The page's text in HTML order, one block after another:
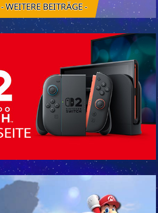
- WEITERE BEITRÄGE -